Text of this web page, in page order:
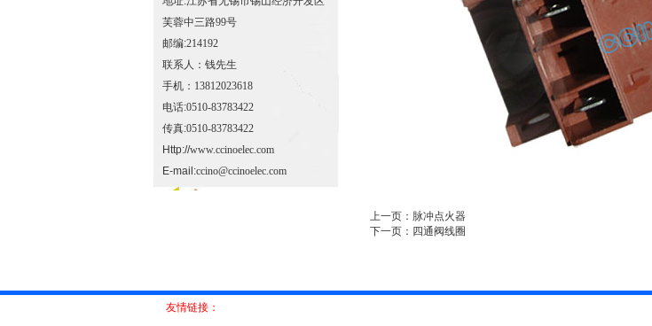
芙蓉中三路99号
邮编:214192
联系人： 钱先生
手机： 13812023618
电话:0510-83783422
传真:0510-83783422
Http://www.ccinoelec.com
E-mail:ccino@ccinoelec.com
上一页：脉冲点火器
下一页：四通阀线圈
友情链接：